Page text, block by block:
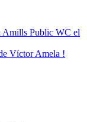
Amills Public WC el
Víctor Amela !